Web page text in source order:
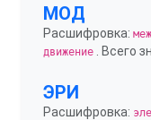
МОД
Расшифровка:
движение . Всего
ЭРИ
Расшифровка: